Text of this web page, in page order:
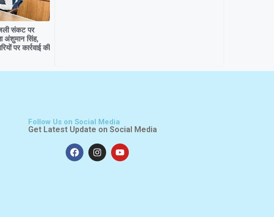
संकट पर
अंशुमान सिंह,
पर कार्रवाई की
Follow Us on Social Media
Get Latest Update on Social Media